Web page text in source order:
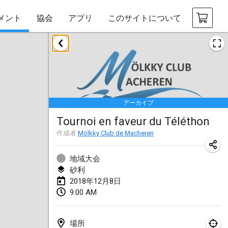
ント 協会 アプリ このサイトについて
アーカイブ
Tournoi en faveur du Téléthon
作成者 Mölkky Club de Macheren
地域大会
砂利
2018年12月8日
9:00 AM
場所
2018年1月
Open des rois de Mölkky
2018年1月21日|フランス
Individuel du Garo
2018年1月21日|フランス
Tournoi d'Hiver
2018年1月27日
2018年1月27日
2018年2月